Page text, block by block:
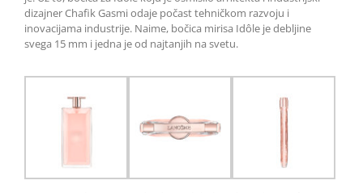
dizajner Chafik Gasmi odaje počast tehničkom razvoju i
inovacijama industrije. Naime, bočica mirisa Idôle je debljine
svega 15 mm i jedna je od najtanjih na svetu.